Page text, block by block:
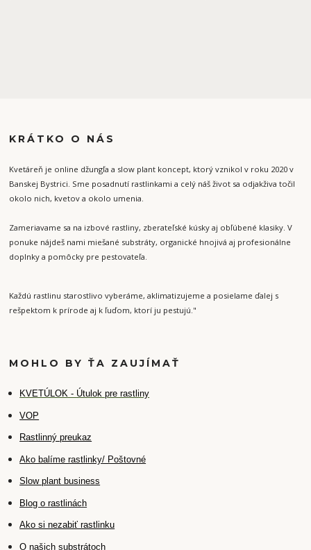
KRÁTKO O NÁS
Kvetáreň je online džungľa a slow plant koncept, ktorý vznikol v roku 2020 v
Banskej Bystrici. Sme posadnutí rastlinkami a celý náš život sa odjakživa točil
okolo nich, kvetov a okolo umenia.
Zameriavame sa na izbové rastliny, zberateľské kúsky aj obľúbené klasiky. V
ponuke nájdeš nami miešané substráty, organické hnojivá aj profesionálne
doplnky a pomôcky pre pestovateľa.
Každú rastlinu starostlivo vyberáme, aklimatizujeme a posielame ďalej s
rešpektom k prírode aj k ľuďom, ktorí ju pestujú."
MOHLO BY ŤA ZAUJÍMAŤ
KVETÚLOK - Útulok pre rastliny
VOP
Rastlinný preukaz
Ako balíme rastlinky/ Poštovné
Slow plant business
Blog o rastlinách
Ako si nezabiť rastlinku
O našich substrátoch